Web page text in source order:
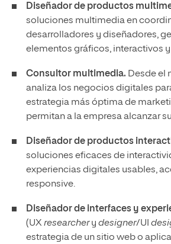
Diseñador de productos
soluciones multimedia en
desarrolladores y diseñadores,
elementos gráficos, interactivos
Consultor multimedia. Desde el
analiza los negocios digitales
estrategia más óptima de
permitan a la empresa alcanzar
Diseñador de productos
soluciones eficaces de
experiencias digitales usables,
responsive.
Diseñador de interfaces y
(UX researchery designer/UI
estrategia de un sitio web o